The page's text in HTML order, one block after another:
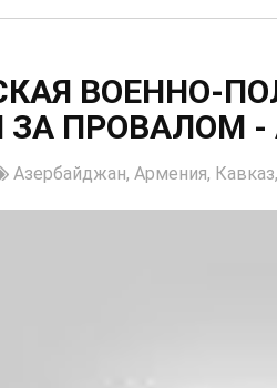
ВОЕННО-
ЗА ПРОВАЛОМ -
Азербайджан, Армения, Кавказ,